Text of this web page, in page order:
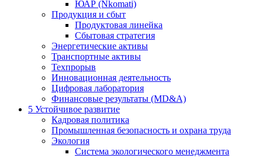
ЮАР (Nkomati)
Продукция и сбыт
Продуктовая линейка
Сбытовая стратегия
Энергетические активы
Транспортные активы
Техпрорыв
Инновационная деятельность
Цифровая лаборатория
Финансовые результаты (MD&A)
5 Устойчивое развитие
Кадровая политика
Промышленная безопасность и охрана труда
Экология
Система экологического менеджмента